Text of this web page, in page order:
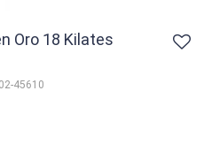
Oro 18 Kilates
45610